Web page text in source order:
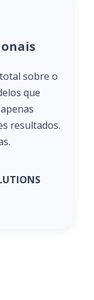
sobre o
que
resultados.